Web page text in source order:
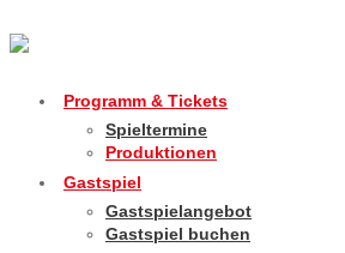
Programm & Tickets
Spieltermine
Produktionen
Gastspiel
Gastspielangebot
Gastspiel buchen